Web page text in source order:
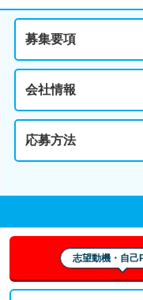
募集要項
会社情報
応募方法
志望動機・自己